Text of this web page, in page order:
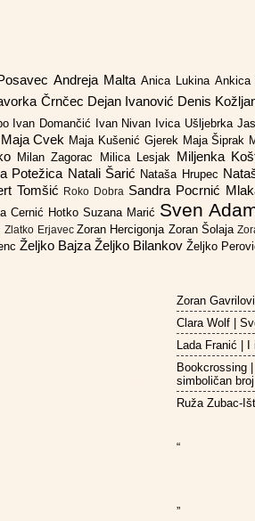
Andreja Malta Anica Lukina Ankica
Črnčec Dejan Ivanović Denis
Ivan Domančić Ivan Nivan Ivica Ušljebrka
Maja Cvek Maja Kušenić Gjerek Maja Šiprak
Milan Zagorac Milica Lesjak Miljenka
Potežica Natali Šarić Nataša Hrupec
Tomšić Roko Dobra Sandra Pocrnić
Cernić Hotko Suzana Marić Sven
Zlatko Erjavec Zoran Hercigonja Zoran Šolaja
Željko Bajza Željko Bilankov Željko
Zoran
Clara Wolf |
Lada Franić |
Bookcrossing
simboličan
Ruža Zubac-
“
”